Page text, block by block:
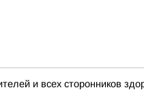
и всех сторонников